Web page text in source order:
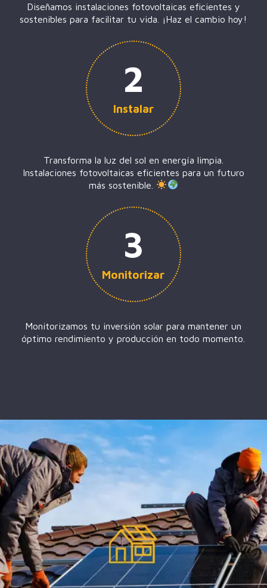
Diseñamos instalaciones fotovoltaicas eficientes y
sostenibles para facilitar tu vida. ¡Haz el cambio hoy!
2
Instalar
Transforma la luz del sol en energía limpia.
Instalaciones fotovoltaicas eficientes para un futuro
más sostenible.
3
Monitorizar
Monitorizamos tu inversión solar para mantener un
óptimo rendimiento y producción en todo momento.